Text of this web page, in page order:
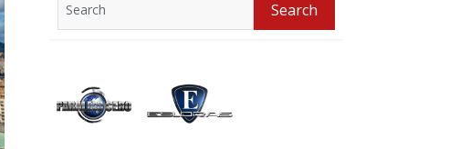
for:
Search